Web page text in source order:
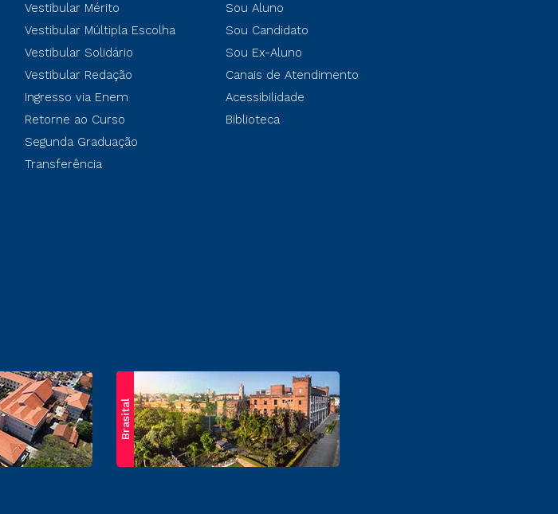
Vestibular Mérito
Vestibular Múltipla Escolha
Vestibular Solidário
Vestibular Redação
Ingresso via Enem
Retorne ao Curso
Segunda Graduação
Transferência
Sou Aluno
Sou Candidato
Sou Ex-Aluno
Canais de Atendimento
Acessibilidade
Biblioteca
Brasital